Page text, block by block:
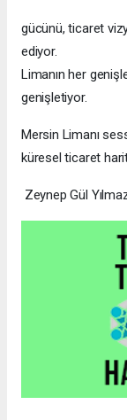
gücünü, ticaret
ediyor.
Limanın her
genişletiyor.
Mersin Limanı
küresel ticaret
Zeynep Gül